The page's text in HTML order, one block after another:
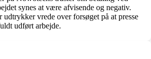
synes at være afvisende og negativ.
udtrykker vrede over forsøget på at presse
udført arbejde.